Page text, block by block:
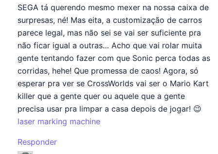
SEGA tá querendo mesmo mexer na nossa caixa de
surpresas, né! Mas eita, a customização de carros
parece legal, mas não sei se vai ser suficiente pra
não ficar igual a outras… Acho que vai rolar muita
gente tentando fazer com que Sonic perca todas as
corridas, hehe! Que promessa de caos! Agora, só
esperar pra ver se CrossWorlds vai ser o Mario Kart
killer que a gente quer ou aquele que a gente
precisa usar pra limpar a casa depois de jogar! 😉
laser marking machine
Responder